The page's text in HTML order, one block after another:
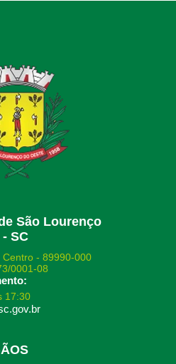
São Lourenço
SC
- 89990-000
0001-08
17:30